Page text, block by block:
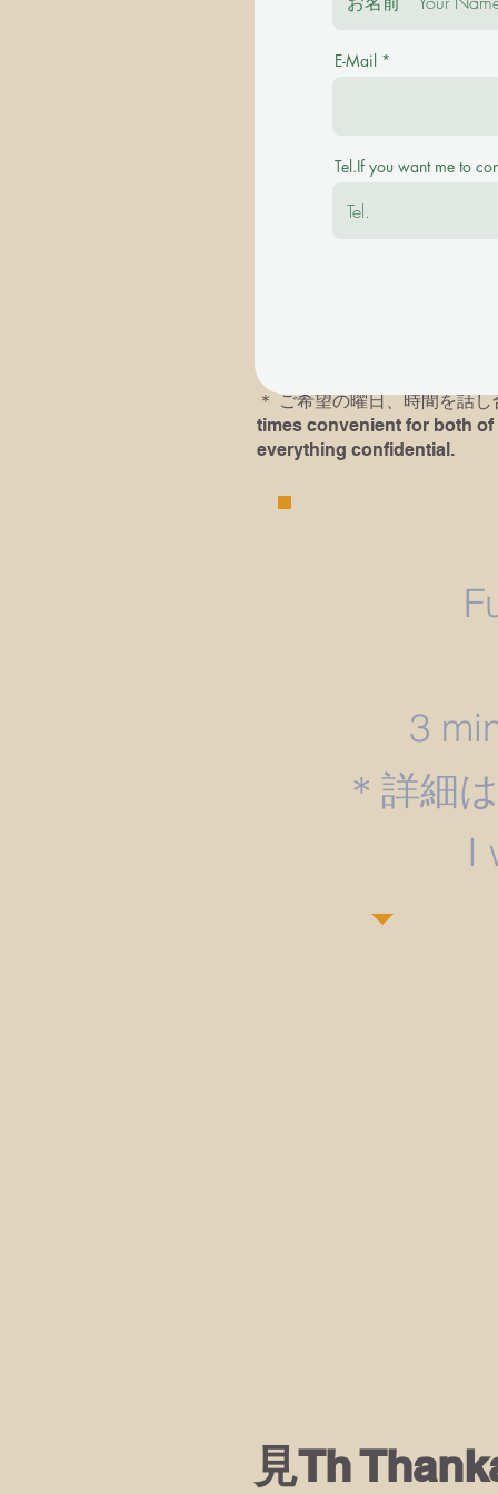
＊その後に有料の体験レッ
available with a fee.
す。If you or your child(
＊​ ご希望の曜日、時間を話
times convenient for both of
everything confidential.
E-Mail
Tel.If you want me to
3
＊詳細
​I
見Th